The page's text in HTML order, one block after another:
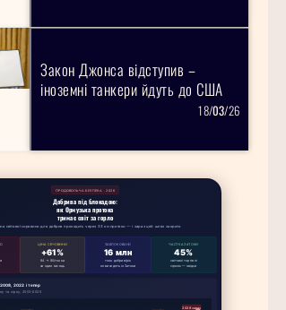
Закон Джонса відступив –
іноземні танкери йдуть до США
18/03/26
ПРОДОВОЛЬЧА БЕЗПЕКА · 2026
Добрива під блокадою:
як Ормузька протока
тримає світ за горло
світової сировини для добрив проходить через 33 км протоки — і зараз цей шлях закрито
ЦІНА СЕЧОВИНИ
+61%
84 → 80/тонна
за один місяць
ЗАБЛОКОВАНО
16 млн
тонн добрив/рік
не виходять із Затоки
ЧАСТКА ЗАТОКИ
45%
світової торгівлі
сіркою — звідси
2022 і тепер
та сірку, 2003–2026